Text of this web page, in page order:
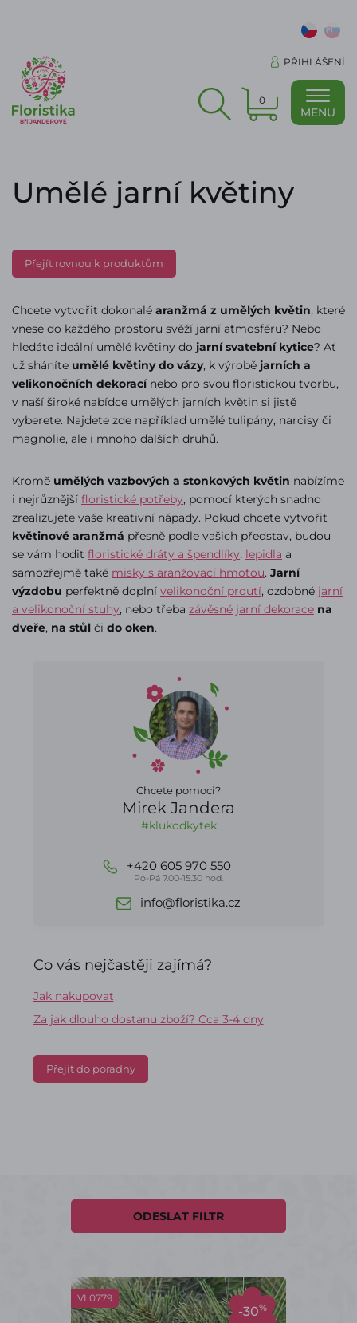
PŘIHLÁŠENÍ
0
MENU
Umělé jarní květiny
Přejít rovnou k produktům
Chcete vytvořit dokonalé aranžmá z umělých květin, které
vnese do každého prostoru svěží jarní atmosféru? Nebo
hledáte ideální umělé květiny do jarní svatební kytice? Ať
už sháníte umělé květiny do vázy, k výrobě jarních a
velikonočních dekoracínebo pro svou floristickou tvorbu,
v naší široké nabídce umělých jarních květin si jistě
vyberete. Najdete zde například umělé tulipány, narcisy či
magnolie, ale i mnoho dalších druhů.
Kromě umělých vazbových a stonkových květin nabízíme
i nejrůznější floristické potřeby, pomocí kterých snadno
zrealizujete vaše kreativní nápady. Pokud chcete vytvořit
květinové aranžmá přesně podle vašich představ, budou
se vám hodit floristické dráty a špendlíky, lepidla a
samozřejmě také misky s aranžovací hmotou. Jarní
výzdobu perfektně doplní velikonoční proutí, ozdobné jarní
a velikonoční stuhy, nebo třeba závěsné jarní dekorace na
dveře, na stůl či do oken.
Chcete pomoci?
Mirek Jandera
#klukodkytek
+420 605 970 550
Po-Pá 7.00-15.30 hod.
info@floristika.cz
Co vás nejčastěji zajímá?
Jak nakupovat
Za jak dlouho dostanu zboží? Cca 3-4 dny
Přejít do poradny
ODESLAT FILTR
-30%
VL0779